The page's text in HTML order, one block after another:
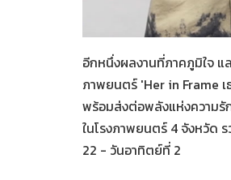
07-08-2569
อีกหนึ่งผลงานที่ภาคภูมิใจ
ภาพยนตร์ 'Her in Frame
พร้อมส่งต่อพลังแห่งความรั
ในโรงภาพยนตร์ 4 จังหวัด
22 - วันอาทิตย์ที่ 2